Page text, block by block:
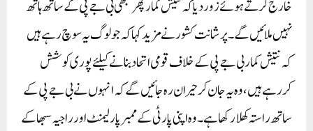
خارج کرتے ہوئے زور دیا کہ نتیش کمار پھر کبھی بی جے پی کے ساتھ ہاتھ
نہیں ملائیں گے۔پرشانت کشور نے مزید کہا کہ جو لوگ یہ سوچ رہے ہیں
کہ نتیش کمار بی جے پی کے خلاف قومی اتحاد بنانے کیلئے پوری کوشش
کررہے ہیں ، وہ یہ جان کر حیران رہ جائیں گے کہ انہوں نے بی جے پی کے
ساتھ راستہ کھلا رکھا ہے ۔ وہ اپنی پارٹی کے ممبر پارلیمنٹ اور راجیہ سبھا کے